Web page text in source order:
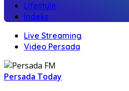
Lifestyle
Indeks
Live Streaming
Video Persada
Persada Today